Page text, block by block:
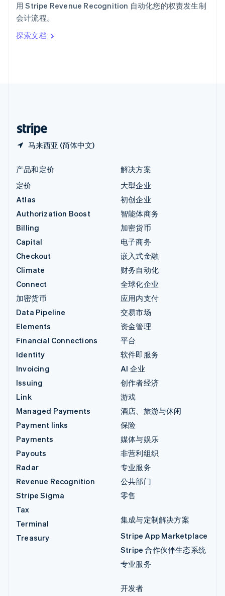
用 Stripe Revenue Recognition 自动化您的权责发生制
会计流程。
探索文档
马来西亚 (简体中文)
意大利
Italiano
印度
English
产品和定价
定价
Atlas
Authorization Boost
Billing
Capital
Checkout
Climate
Connect
加密货币
Data Pipeline
Elements
Financial Connections
Identity
Invoicing
Issuing
Link
Managed Payments
Payment links
Payments
Payouts
Radar
Revenue Recognition
Stripe Sigma
Tax
Terminal
Treasury
解决方案
大型企业
初创企业
智能体商务
加密货币
电子商务
嵌入式金融
财务自动化
全球化企业
应用内支付
交易市场
资金管理
平台
软件即服务
AI 企业
创作者经济
游戏
酒店、旅游与休闲
保险
媒体与娱乐
非营利组织
专业服务
公共部门
零售
集成与定制解决方案
Stripe App Marketplace
Stripe 合作伙伴生态系统
专业服务
开发者